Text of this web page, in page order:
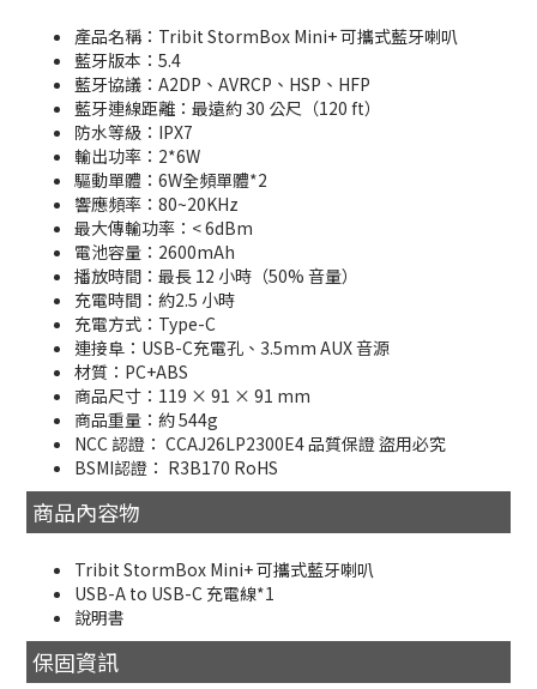
產品名稱：Tribit StormBox Mini+ 可攜式藍牙喇叭
藍牙版本：5.4
藍牙協議：A2DP、AVRCP、HSP、HFP
藍牙連線距離：最遠約 30 公尺（120 ft）
防水等級：IPX7
輸出功率：2*6W
驅動單體：6W全頻單體*2
響應頻率：80~20KHz
最大傳輸功率：< 6dBm
電池容量：2600mAh
播放時間：最長 12 小時（50% 音量）
充電時間：約2.5 小時
充電方式：Type-C
連接阜：USB-C充電孔、3.5mm AUX 音源
材質：PC+ABS
商品尺寸：119 × 91 × 91 mm
商品重量：約 544g
NCC 認證： CCAJ26LP2300E4 品質保證 盜用必究
BSMI認證： R3B170 RoHS
商品內容物
Tribit StormBox Mini+ 可攜式藍牙喇叭
USB-A to USB-C 充電線*1
說明書
保固資訊